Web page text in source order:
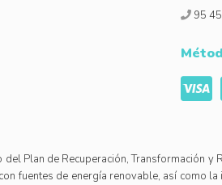
95
Plan de Recuperación, Transformación
fuentes de energía renovable, así como